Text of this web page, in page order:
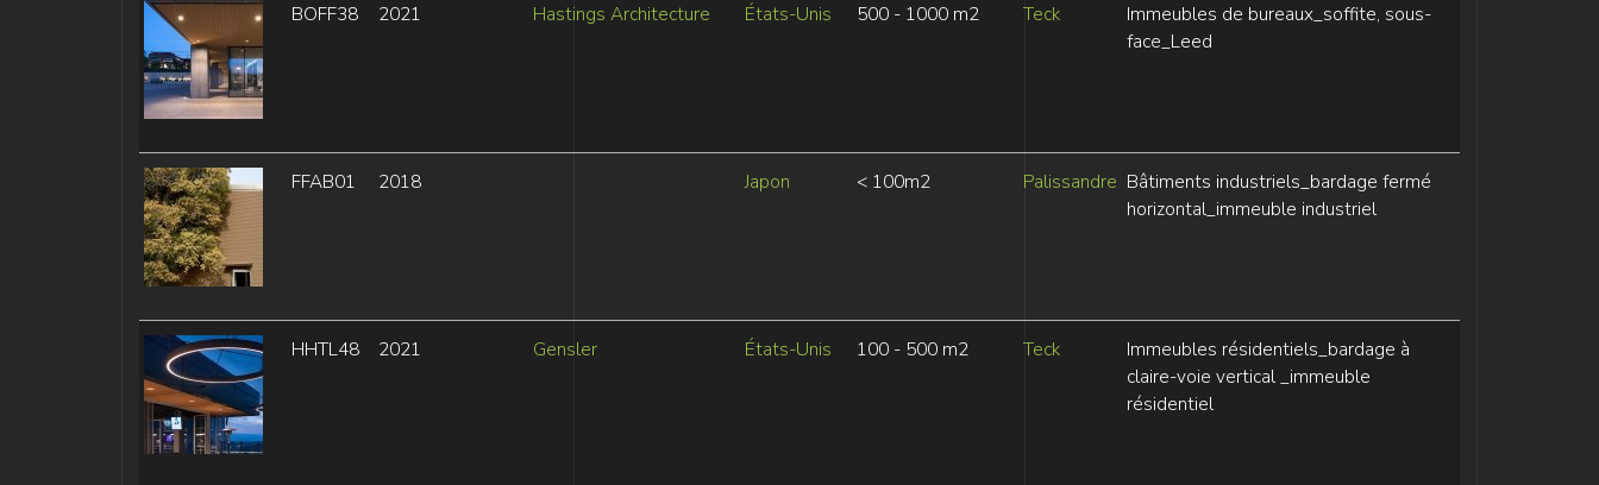
BOFF38 2021 Hastings Architecture États-Unis 500 - 1000 m2 Teck
Immeubles de bureaux_soffite, sous-
face_Leed
FFAB01 2018 Japon < 100m2 Palissandre Bâtiments industriels_bardage fermé
horizontal_immeuble industriel
HHTL48 2021 Gensler États-Unis 100 - 500 m2 Teck
Immeubles résidentiels_bardage à
claire-voie vertical _immeuble
résidentiel